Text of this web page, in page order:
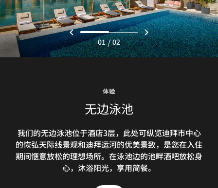
体验
无边泳池
我们的无边泳池位于酒店3层，此处可纵览迪拜市中心
的恢弘天际线景观和迪拜运河的优美景致，是您在入住
期间惬意放松的理想场所。在泳池边的池畔酒吧放松身
心，沐浴阳光，享用简餐。
01 / 02